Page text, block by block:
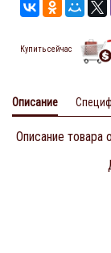
Купить сейчас
Описание
Описание товара